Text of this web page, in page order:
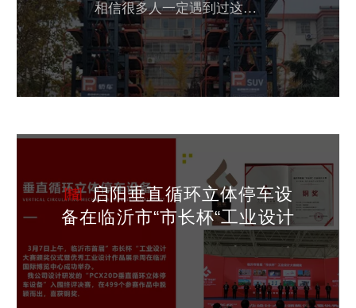
相信很多人一定遇到过这个问题。当他们开车到达目的地时，发现地下停车场的停车位早就被占用了，很远，很麻烦。他们幸运地把车停在路边，回来时却发现车票漂浮在车窗上。传统停车场建设面临土地资源的刚性约束，无法满足快速增长的需求。立体车库将成为未来的主流。 根据立体停车的不同类型，大致可分为：升降横移、垂直循环，巷道堆码、垂直升降、简易升降等。 01提升和横移类型 升降横移式是简单的车库，它利用...
启阳垂直循环立体停车设
备在临沂市“市长杯“工业设计
大赛中获佳绩